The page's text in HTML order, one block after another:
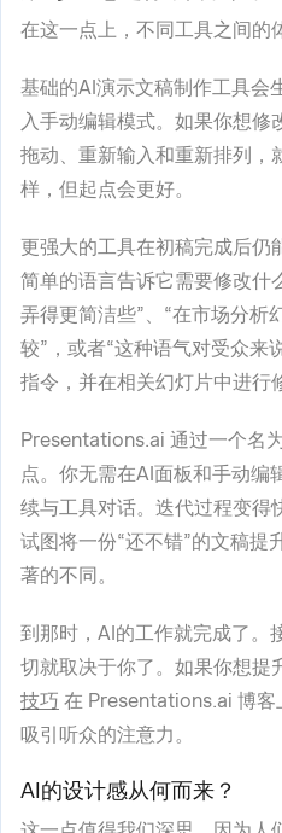
在这一点上，不同工具之间的
基础的AI演示文稿制作工具会
入手动编辑模式。如果你想修
拖动、重新输入和重新排列，
样，但起点会更好。
更强大的工具在初稿完成后仍
简单的语言告诉它需要修改什
弄得更简洁些”、“在市场分析
较”，或者“这种语气对受众来
指令，并在相关幻灯片中进行
Presentations.ai 通过一个名
点。你无需在AI面板和手动编
续与工具对话。迭代过程变得
试图将一份“还不错”的文稿提
著的不同。
到那时，AI的工作就完成了。
切就取决于你了。如果你想提
技巧 在 Presentations.ai 博客
吸引听众的注意力。
AI的设计感从何而来？